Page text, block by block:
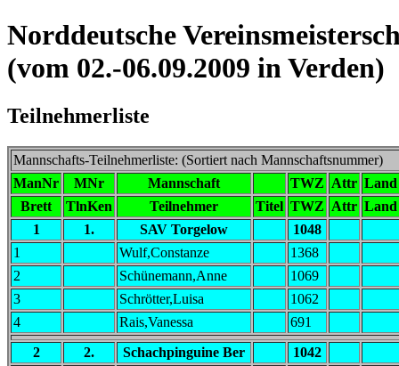
Norddeutsche
(vom 02.-06.09.2009 in Verden)
Teilnehmerliste
Mannschafts-Teilnehmerliste: (Sortiert nach Mannschaftsnummer)
ManNr
MNr Mannschaft TWZ Attr Land
Brett
TlnKen Teilnehmer Titel TWZ Attr Land
1
1. SAV Torgelow
1048
1
Wulf,Constanze
1368
2
Schünemann,Anne
1069
3
Schrötter,Luisa
1062
4
Rais,Vanessa
691
2
2. Schachpinguine Ber
1042